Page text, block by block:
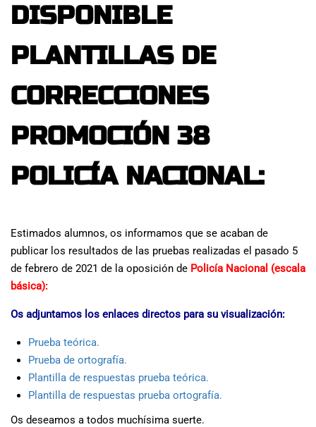
DISPONIBLE
PLANTILLAS DE
CORRECCIONES
PROMOCIÓN 38
POLICÍA NACIONAL:
Estimados alumnos, os informamos que se acaban de
publicar los resultados de las pruebas realizadas el pasado 5
de febrero de 2021 de la oposición de Policía Nacional (escala
básica):
Os adjuntamos los enlaces directos para su visualización:
Prueba teórica.
Prueba de ortografía.
Plantilla de respuestas prueba teórica.
Plantilla de respuestas prueba ortografía.
Os deseamos a todos muchísima suerte.